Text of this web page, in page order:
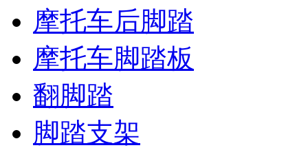
摩托车后脚踏
摩托车脚踏板
翻脚踏
脚踏支架